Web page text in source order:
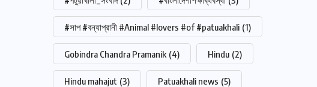
#সাপ #বন্যাপ্রানী #Animal #lovers #of #patuakhali (1)
Gobindra Chandra Pramanik (4) Hindu (2)
Hindu mahajut (3) Patuakhali news (5)